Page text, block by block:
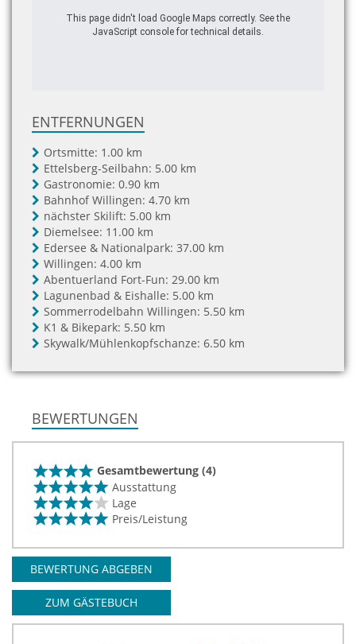
This page didn't load Google Maps correctly. See the
JavaScript console for technical details.
ENTFERNUNGEN
Ortsmitte: 1.00 km
Ettelsberg-Seilbahn: 5.00 km
Gastronomie: 0.90 km
Bahnhof Willingen: 4.70 km
nächster Skilift: 5.00 km
Diemelsee: 11.00 km
Edersee & Nationalpark: 37.00 km
Willingen: 4.00 km
Abentuerland Fort-Fun: 29.00 km
Lagunenbad & Eishalle: 5.00 km
Sommerrodelbahn Willingen: 5.50 km
K1 & Bikepark: 5.50 km
Skywalk/Mühlenkopfschanze: 6.50 km
BEWERTUNGEN
Gesamtbewertung (4)
Ausstattung
Lage
Preis/Leistung
BEWERTUNG ABGEBEN
ZUM GÄSTEBUCH